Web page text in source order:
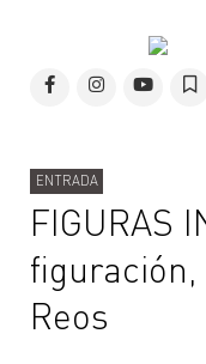
ENTRADA
FIGURAS
Reos